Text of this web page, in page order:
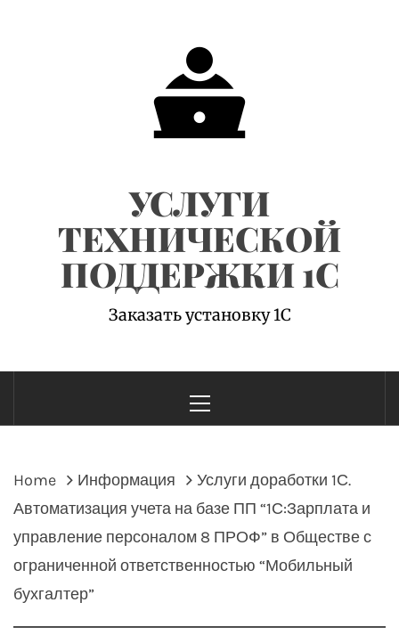
УСЛУГИ
ТЕХНИЧЕСКОЙ
ПОДДЕРЖКИ 1С
Заказать установку 1С
Menu
Home Информация
Услуги доработки 1С.
Автоматизация учета на базе ПП “1С:Зарплата и
управление персоналом 8 ПРОФ” в Обществе с
ограниченной ответственностью “Мобильный
бухгалтер”